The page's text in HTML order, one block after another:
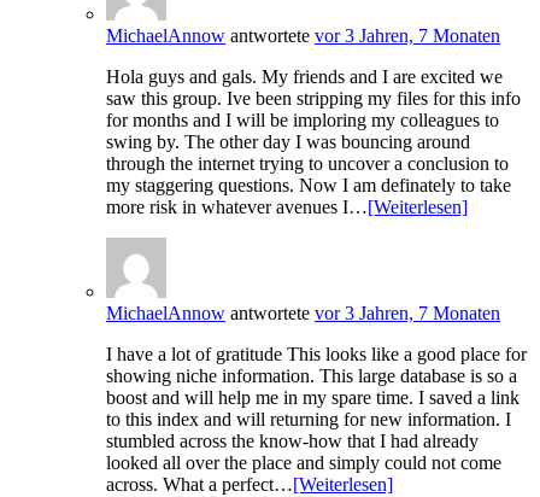
MichaelAnnow antwortete vor 3 Jahren, 7 Monaten
Hola guys and gals. My friends and I are excited we
saw this group. Ive been stripping my files for this info
for months and I will be imploring my colleagues to
swing by. The other day I was bouncing around
through the internet trying to uncover a conclusion to
my staggering questions. Now I am definately to take
more risk in whatever avenues I…[Weiterlesen]
MichaelAnnow antwortete vor 3 Jahren, 7 Monaten
I have a lot of gratitude This looks like a good place for
showing niche information. This large database is so a
boost and will help me in my spare time. I saved a link
to this index and will returning for new information. I
stumbled across the know-how that I had already
looked all over the place and simply could not come
across. What a perfect…[Weiterlesen]